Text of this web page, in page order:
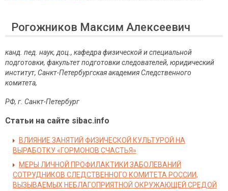
Рогожников Максим Алексеевич
канд. пед. наук, доц., кафедра физической и специальной
подготовки, факультет подготовки следователей, юридический
институт, Санкт-Петербургская академия Следственного
комитета,
РФ, г Санкт-Петербург
Статьи на сайте sibac.info
ВЛИЯНИЕ ЗАНЯТИЙ ФИЗИЧЕСКОЙ КУЛЬТУРОЙ НА
ВЫРАБОТКУ «ГОРМОНОВ СЧАСТЬЯ»
МЕРЫ ЛИЧНОЙ ПРОФИЛАКТИКИ ЗАБОЛЕВАНИЙ
СОТРУДНИКОВ СЛЕДСТВЕННОГО КОМИТЕТА РОССИИ,
ВЫЗЫВАЕМЫХ НЕБЛАГОПРИЯТНОЙ ОКРУЖАЮЩЕЙ СРЕДОЙ